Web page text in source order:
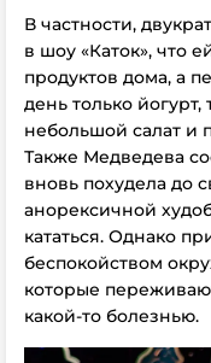
В частности,
в шоу «Каток», что
продуктов дома, а
день только
небольшой салат и
Также Медведева
вновь похудела до
анорексичной
кататься. Однако
беспокойством
которые
какой-то болезнью.